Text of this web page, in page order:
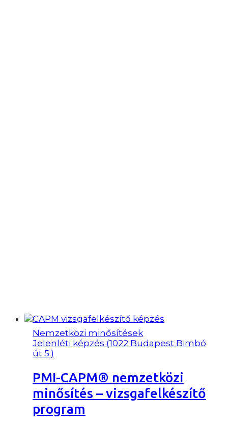
Nemzetközi minősítések
Jelenléti képzés (1022 Budapest Bimbó
út 5.)
PMI-CAPM® nemzetközi
minősítés – vizsgafelkészítő
program